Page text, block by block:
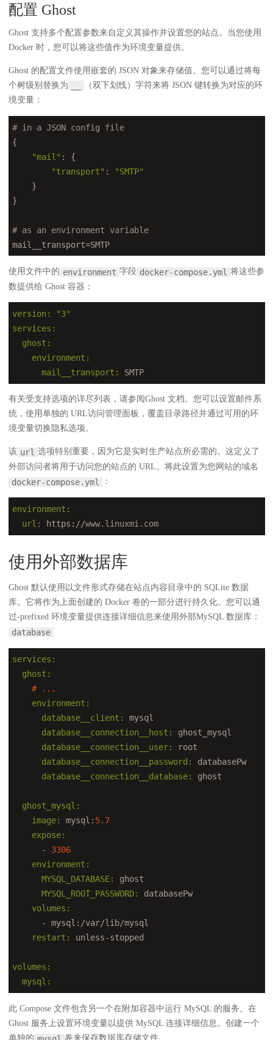
配置 Ghost
Ghost 支持多个配置参数来自定义其操作并设置您的站点。当您使用
Docker 时，您可以将这些值作为环境变量提供。
Ghost 的配置文件使用嵌套的 JSON 对象来存储值。您可以通过将每
个树级别替换为
（双下划线）字符来将 JSON 键转换为对应的环
境变量：
# in a JSON config file
{
"mail" : {
"transport" :
"SMTP"
    }
}
# as an environment variable
mail__transport=SMTP
使用文件中的 environment 字段 docker-compose.yml 将这些参
数提供给 Ghost 容器：
version:
"3"
services:
  ghost:
    environment:
      mail__transport:
SMTP
有关受支持选项的详尽列表，请参阅Ghost 文档。您可以设置邮件系
统，使用单独的 URL访问管理面板，覆盖目录路径并通过可用的环
境变量切换隐私选项。
该 url 选项特别重要，因为它是实时生产站点所必需的。这定义了
外部访问者将用于访问您的站点的 URL。将此设置为您网站的域名
docker-compose.yml ：
environment:
  url:
https: //www.linuxmi.com
使用外部数据库
Ghost 默认使用以文件形式存储在站点内容目录中的 SQLite 数据
库。它将作为上面创建的 Docker 卷的一部分进行持久化。您可以通
过-prefixed 环境变量提供连接详细信息来使用外部MySQL 数据库：
database
services:
  ghost:
# ...
    environment:
      database__client:
      database__connection__host:
      database__connection__user:
      database__connection__password:
databasePw
      database__connection__database:
  ghost_mysql:
    image:
mysql: 5.7
    expose:
      -
3306
    environment:
      MYSQL_DATABASE:
      MYSQL_ROOT_PASSWORD:
databasePw
    volumes:
      - mysql:
/var/
    restart:
volumes:
  mysql:
此 Compose 文件包含另一个在附加容器中运行 MySQL 的服务。在
Ghost 服务上设置环境变量以提供 MySQL 连接详细信息。创建一个
单独的
卷来保存数据库存储文件。